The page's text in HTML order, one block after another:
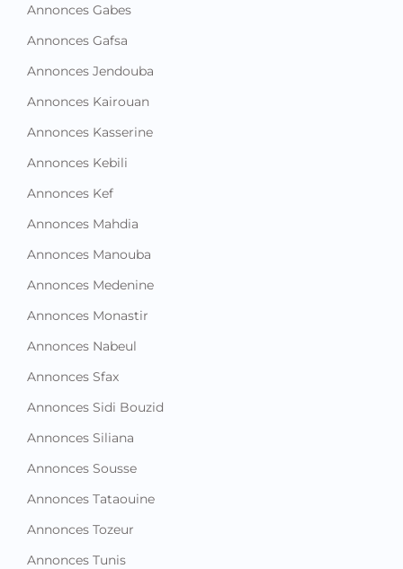
Annonces Gabes
Annonces Gafsa
Annonces Jendouba
Annonces Kairouan
Annonces Kasserine
Annonces Kebili
Annonces Kef
Annonces Mahdia
Annonces Manouba
Annonces Medenine
Annonces Monastir
Annonces Nabeul
Annonces Sfax
Annonces Sidi Bouzid
Annonces Siliana
Annonces Sousse
Annonces Tataouine
Annonces Tozeur
Annonces Tunis